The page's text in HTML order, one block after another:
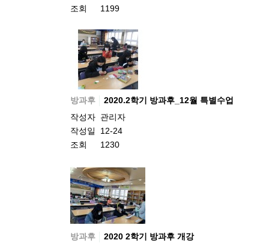
조회
1199
방과후
2020.2학기 방과후_12월 특별수업
작성자 관리자
작성일
12-24
조회
1230
방과후
2020 2학기 방과후 개강